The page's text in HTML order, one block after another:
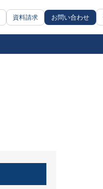
資料請求 お問い合わせ